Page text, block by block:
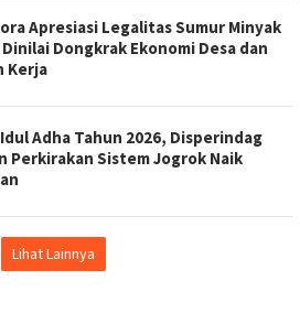
Apresiasi Legalitas Sumur Minyak
Dongkrak Ekonomi Desa dan
Kerja
Adha Tahun 2026, Disperindag
Perkirakan Sistem Jogrok Naik
Lihat Lainnya